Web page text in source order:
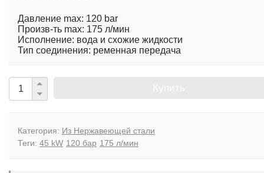
Давление max: 120 bar
Произв-ть max: 175 л/мин
Исполнение: вода и схожие жидкости
Тип соединения: ременная передача
Категория: Из Нержавеющей стали
Теги: 45 kW 120 бар 175 л/мин